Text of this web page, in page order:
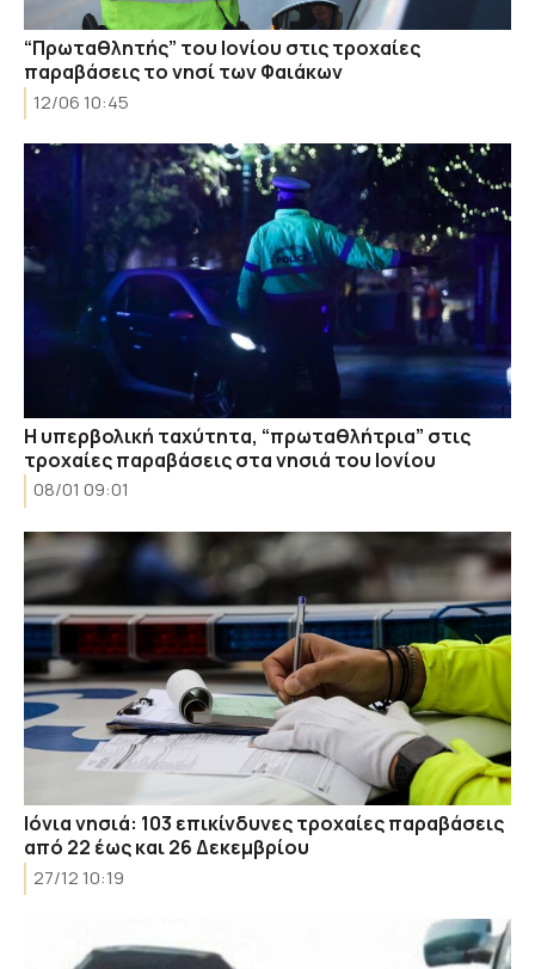
“Πρωταθλητής” του Ιονίου στις τροχαίες
παραβάσεις το νησί των Φαιάκων
12/06 10:45
Η υπερβολική ταχύτητα, “πρωταθλήτρια” στις
τροχαίες παραβάσεις στα νησιά του Ιονίου
08/01 09:01
Ιόνια νησιά: 103 επικίνδυνες τροχαίες παραβάσεις
από 22 έως και 26 Δεκεμβρίου
27/12 10:19